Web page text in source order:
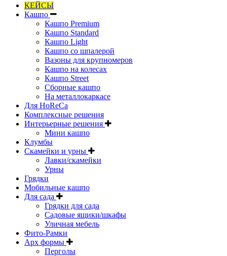
КЕЙСЫ
Кашпо
Кашпо Premium
Кашпо Standard
Кашпо Light
Кашпо со шпалерой
Вазоны для крупномеров
Кашпо на колесах
Кашпо Street
Сборные кашпо
На металлокаркасе
Для HoReCa
Комплексные решения
Интерьерные решения
Мини кашпо
Клумбы
Скамейки и урны
Лавки/скамейки
Урны
Грядки
Мобильные кашпо
Для сада
Грядки для сада
Садовые ящики/шкафы
Уличная мебель
Фито-Рамки
Арх формы
Перголы